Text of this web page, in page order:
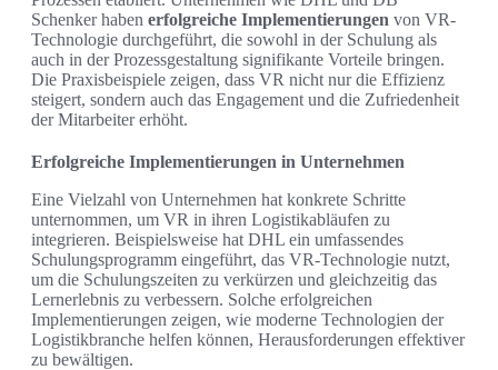
Schenker haben erfolgreiche Implementierungen von VR-
Technologie durchgeführt, die sowohl in der Schulung als
auch in der Prozessgestaltung signifikante Vorteile bringen.
Die Praxisbeispiele zeigen, dass VR nicht nur die Effizienz
steigert, sondern auch das Engagement und die Zufriedenheit
der Mitarbeiter erhöht.
Erfolgreiche Implementierungen in Unternehmen
Eine Vielzahl von Unternehmen hat konkrete Schritte
unternommen, um VR in ihren Logistikabläufen zu
integrieren. Beispielsweise hat DHL ein umfassendes
Schulungsprogramm eingeführt, das VR-Technologie nutzt,
um die Schulungszeiten zu verkürzen und gleichzeitig das
Lernerlebnis zu verbessern. Solche erfolgreichen
Implementierungen zeigen, wie moderne Technologien der
Logistikbranche helfen können, Herausforderungen effektiver
zu bewältigen.